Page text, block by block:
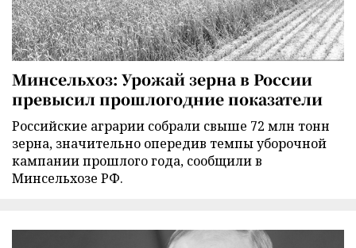
Минсельхоз: Урожай зерна в России
превысил прошлогодние показатели
Российские аграрии собрали свыше 72 млн тонн
зерна, значительно опередив темпы уборочной
кампании прошлого года, сообщили в
Минсельхозе РФ.